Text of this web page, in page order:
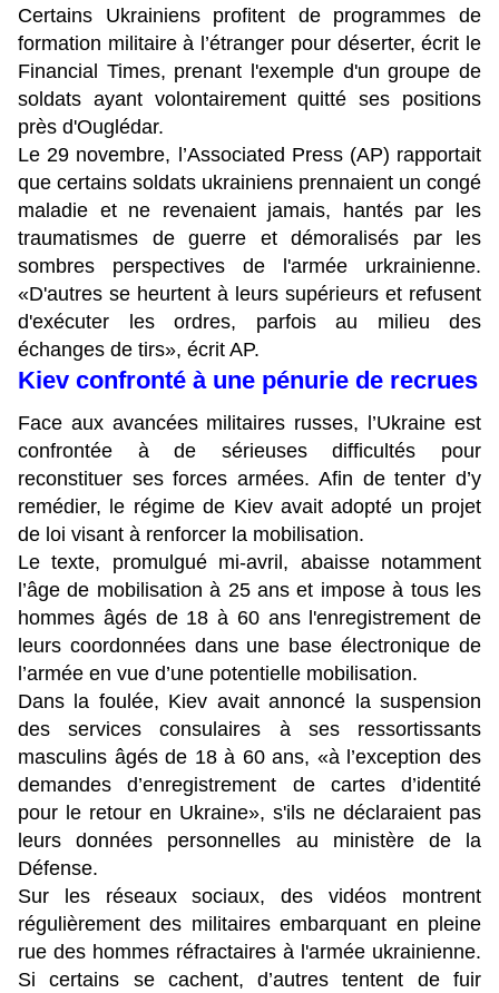
Certains Ukrainiens profitent de programmes de
formation militaire à l’étranger pour déserter, écrit le
Financial Times, prenant l'exemple d'un groupe de
soldats ayant volontairement quitté ses positions
près d'Ouglédar.
Le 29 novembre, l’Associated Press (AP) rapportait
que certains soldats ukrainiens prennaient un congé
maladie et ne revenaient jamais, hantés par les
traumatismes de guerre et démoralisés par les
sombres perspectives de l'armée urkrainienne.
«D'autres se heurtent à leurs supérieurs et refusent
d'exécuter les ordres, parfois au milieu des
échanges de tirs», écrit AP.
Kiev confronté à une pénurie de recrues
Face aux avancées militaires russes, l’Ukraine est
confrontée à de sérieuses difficultés pour
reconstituer ses forces armées. Afin de tenter d’y
remédier, le régime de Kiev avait adopté un projet
de loi visant à renforcer la mobilisation.
Le texte, promulgué mi-avril, abaisse notamment
l’âge de mobilisation à 25 ans et impose à tous les
hommes âgés de 18 à 60 ans l'enregistrement de
leurs coordonnées dans une base électronique de
l’armée en vue d’une potentielle mobilisation.
Dans la foulée, Kiev avait annoncé la suspension
des services consulaires à ses ressortissants
masculins âgés de 18 à 60 ans, «à l’exception des
demandes d’enregistrement de cartes d’identité
pour le retour en Ukraine», s'ils ne déclaraient pas
leurs données personnelles au ministère de la
Défense.
Sur les réseaux sociaux, des vidéos montrent
régulièrement des militaires embarquant en pleine
rue des hommes réfractaires à l'armée ukrainienne.
Si certains se cachent, d’autres tentent de fuir